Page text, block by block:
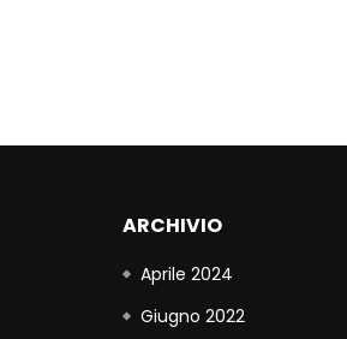
ARCHIVIO
Aprile 2024
Giugno 2022